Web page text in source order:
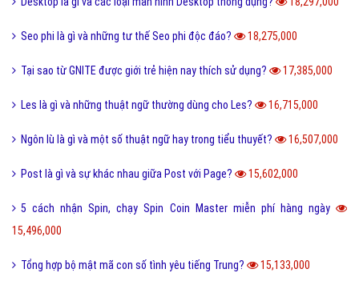
Seo phi là gì và những tư thế Seo phi độc đáo? 18,275,000
Tại sao từ GNITE được giới trẻ hiện nay thích sử dụng? 17,385,000
Les là gì và những thuật ngữ thường dùng cho Les? 16,715,000
Ngôn lù là gì và một số thuật ngữ hay trong tiểu thuyết? 16,507,000
Post là gì và sự khác nhau giữa Post với Page? 15,602,000
5 cách nhận Spin, chạy Spin Coin Master miễn phí hàng ngày
15,496,000
Tổng hợp bộ mật mã con số tình yêu tiếng Trung? 15,133,000